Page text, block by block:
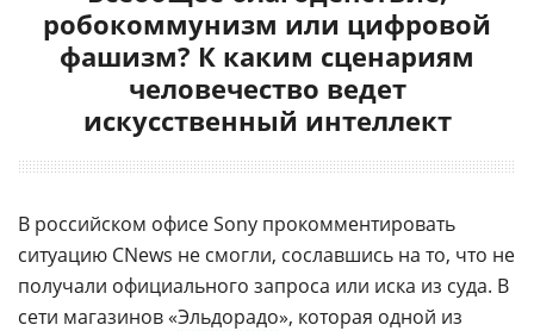
робокоммунизм или цифровой
фашизм? К каким сценариям
человечество ведет
искусственный интеллект
В российском офисе Sony прокомментировать
ситуацию CNews не смогли, сославшись на то, что не
получали официального запроса или иска из суда. В
сети магазинов «Эльдорадо», которая одной из